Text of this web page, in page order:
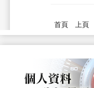
首頁 上頁